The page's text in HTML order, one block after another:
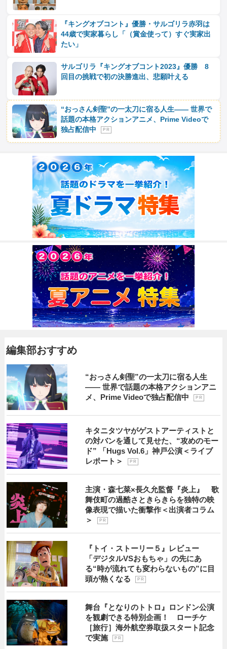
『キングオブコント』優勝・サルゴリラ赤羽は
44歳で実家暮らし「（賞金使って）すぐ実家出
たい」
サルゴリラ『キングオブコント2023』優勝 8
回目の挑戦で初の決勝進出、悲願叶える
“おっさん剣聖”の一太刀に宿る人生―― 世界で
話題の本格アクションアニメ、Prime Videoで
独占配信中
P R
編集部おすすめ
“おっさん剣聖”の一太刀に宿る人生
―― 世界で話題の本格アクションアニ
メ、Prime Videoで独占配信中
P R
キタニタツヤがゲストアーティストと
の対バンを通して見せた、“攻めのモー
ド” 「Hugs Vol.6」神戸公演＜ライブ
レポート＞
P R
主演・森七菜×長久允監督『炎上』 歌
舞伎町の過酷さときらきらを独特の映
像表現で描いた衝撃作＜出演者コラム
＞
P R
『トイ・ストーリー５』レビュー
「デジタルVSおもちゃ」の先にあ
る“時が流れても変わらないもの”に目
頭が熱くなる
P R
舞台『となりのトトロ』ロンドン公演
を観劇できる特別企画！ ローチケ
［旅行］海外航空券取扱スタート記念
で実施
P R